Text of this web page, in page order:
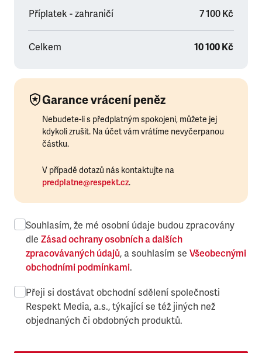
Příplatek - zahraničí
7 100 Kč
Celkem 10 100 Kč
Garance vrácení peněz
Nebudete-li s předplatným spokojeni, můžete jej
kdykoli zrušit. Na účet vám vrátíme nevyčerpanou
částku.
V případě dotazů nás kontaktujte na
predplatne@respekt.cz.
Souhlasím, že mé osobní údaje budou zpracovány
dle Zásad ochrany osobních a dalších
zpracovávaných údajů, a souhlasím se Všeobecnými
obchodními podmínkami.
Přeji si dostávat obchodní sdělení společnosti
Respekt Media, a.s., týkající se též jiných než
objednaných či obdobných produktů.